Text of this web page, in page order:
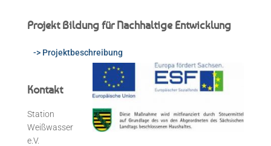
Projekt Bildung für Nachhaltige Entwicklung
-> Projektbeschreibung
Kontakt
Station
Weißwasser
e.V.